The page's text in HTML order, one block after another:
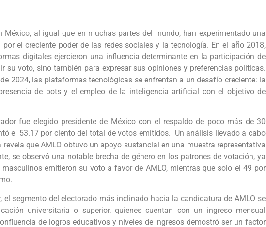
México, al igual que en muchas partes del mundo, han experimentado una
el creciente poder de las redes sociales y la tecnología. En el año 2018,
digitales ejercieron una influencia determinante en la participación de
su voto, sino también para expresar sus opiniones y preferencias políticas.
2024, las plataformas tecnológicas se enfrentan a un desafío creciente: la
de bots y el empleo de la inteligencia artificial con el objetivo de
fue elegido presidente de México con el respaldo de poco más de 30
el 53.17 por ciento del total de votos emitidos. Un análisis llevado a cabo
que AMLO obtuvo un apoyo sustancial en una muestra representativa
se observó una notable brecha de género en los patrones de votación, ya
emitieron su voto a favor de AMLO, mientras que solo el 49 por
el segmento del electorado más inclinado hacia la candidatura de AMLO se
universitaria o superior, quienes cuentan con un ingreso mensual
de logros educativos y niveles de ingresos demostró ser un factor